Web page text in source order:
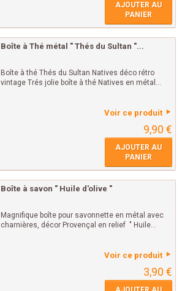
AJOUTER AU
PANIER
Boîte à Thé métal " Thés du Sultan "...
Boîte à thé Thés du Sultan Natives déco rétro
vintage Trés jolie boîte à thé Natives en métal...
Voir ce produit
9,90 €
AJOUTER AU
PANIER
Boîte à savon " Huile d'olive "
Magnifique boîte pour savonnette en métal avec
charnières, décor Provençal en relief " Huile...
Voir ce produit
3,90 €